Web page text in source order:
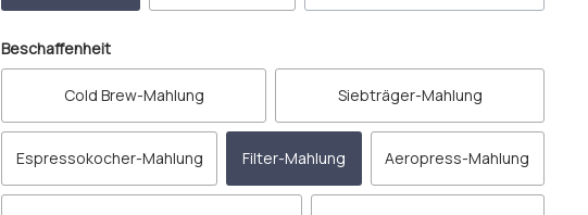
Beschaffenheitauswählen
Cold Brew-Mahlung Siebträger-Mahlung
Espressokocher-Mahlung Filter-Mahlung Aeropress-Mahlung